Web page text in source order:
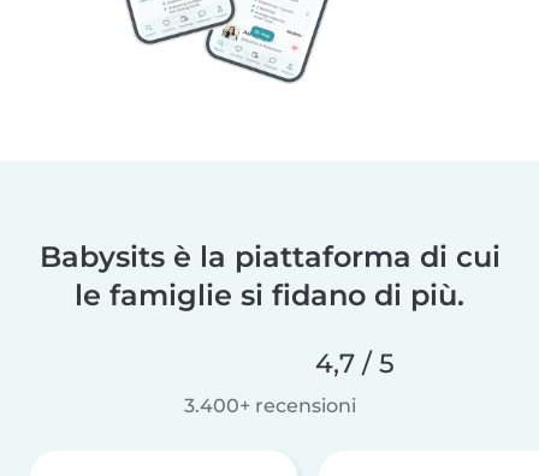
Babysits è la piattaforma di cui
le famiglie si fidano di più.
4,7 / 5
3.400+ recensioni